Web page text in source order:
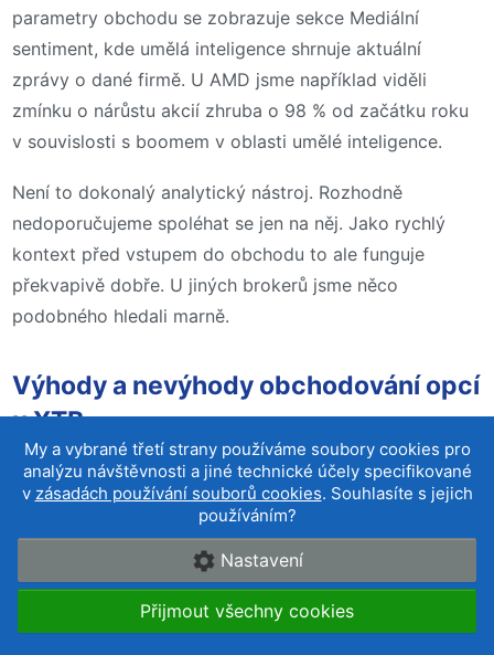
parametry obchodu se zobrazuje sekce Mediální
sentiment, kde umělá inteligence shrnuje aktuální
zprávy o dané firmě. U AMD jsme například viděli
zmínku o nárůstu akcií zhruba o 98 % od začátku roku
v souvislosti s boomem v oblasti umělé inteligence.
Není to dokonalý analytický nástroj. Rozhodně
nedoporučujeme spoléhat se jen na něj. Jako rychlý
kontext před vstupem do obchodu to ale funguje
překvapivě dobře. U jiných brokerů jsme něco
podobného hledali marně.
Výhody a nevýhody obchodování opcí
u XTB
Předem známá maximální ztráta omezená na
zaplacenou prémii
My a vybrané třetí strany používáme soubory cookies pro
analýzu návštěvnosti a jiné technické účely specifikované
v zásadách používání souborů cookies. Souhlasíte s jejich
používáním?
Nastavení
Přijmout všechny cookies